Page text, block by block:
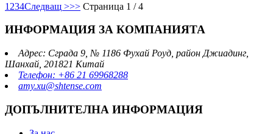
1 234Следващ >>> Страница 1 / 4
ИНФОРМАЦИЯ ЗА КОМПАНИЯТА
Адрес: Сграда 9, № 1186 Фухай Роуд, район Джиадинг,
Шанхай, 201821 Китай
Телефон: +86 21 69968288
amy.xu@shtense.com
ДОПЪЛНИТЕЛНА ИНФОРМАЦИЯ